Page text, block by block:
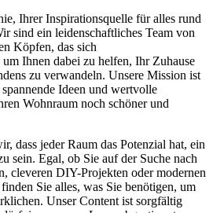
Ihrer Inspirationsquelle für alles rund
sind ein leidenschaftliches Team von
Köpfen, das sich
um Ihnen dabei zu helfen, Ihr Zuhause
zu verwandeln. Unsere Mission ist
Ideen und wertvolle
Wohnraum noch schöner und
dass jeder Raum das Potenzial hat, ein
sein. Egal, ob Sie auf der Suche nach
cleveren DIY-Projekten oder modernen
Sie alles, was Sie benötigen, um
Unser Content ist sorgfältig